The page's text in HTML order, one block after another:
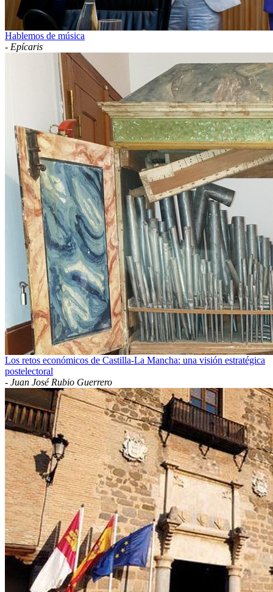
Hablemos de música
- Epícaris
Los retos económicos de Castilla-La Mancha: una visión estratégica
postelectoral
- Juan José Rubio Guerrero